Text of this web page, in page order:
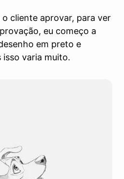
cliente aprovar, para ver
eu começo a
em preto e
isso varia muito.